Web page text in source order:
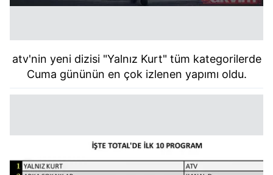
atv'nin yeni dizisi "Yalnız Kurt" tüm kategorilerde
Cuma gününün en çok izlenen yapımı oldu.